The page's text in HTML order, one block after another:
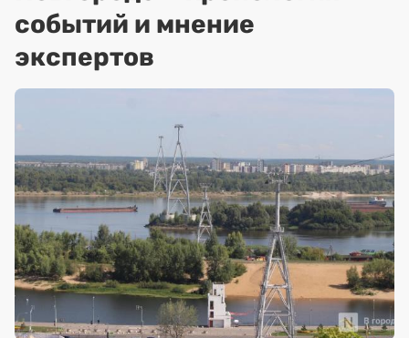
событий и мнение
экспертов